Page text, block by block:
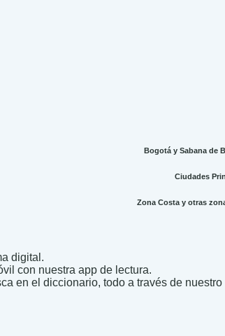
Bogotá y Sabana de
Ciudades
Zona Costa y otras
digital.
con nuestra app de lectura.
en el diccionario, todo a través de